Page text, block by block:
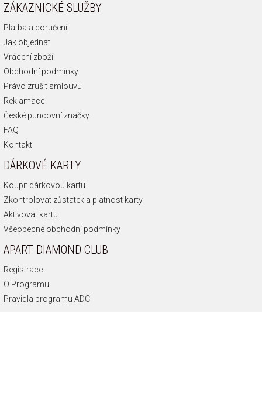
ZÁKAZNICKÉ SLUŽBY
Platba a doručení
Jak objednat
Vrácení zboží
Obchodní podmínky
Právo zrušit smlouvu
Reklamace
České puncovní značky
FAQ
Kontakt
DÁRKOVÉ KARTY
Koupit dárkovou kartu
Zkontrolovat zůstatek a platnost karty
Aktivovat kartu
Všeobecné obchodní podmínky
APART DIAMOND CLUB
Registrace
O Programu
Pravidla programu ADC